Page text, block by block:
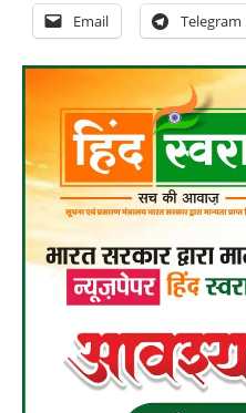
Email Telegram